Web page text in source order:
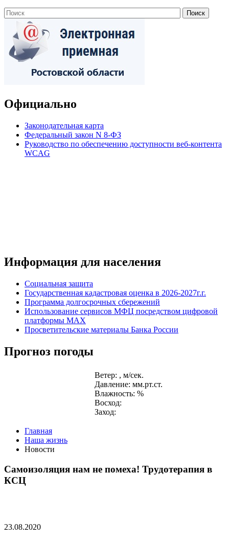
Официально
Законодательная карта
Федеральный закон N 8-ФЗ
Руководство по обеспечению доступности веб-контента
WCAG
Информация для населения
Социальная защита
Государственная кадастровая оценка в 2026-2027г.г.
Программа долгосрочных сбережений
Использование сервисов МФЦ посредством цифровой
платформы MAX
Просветительские материалы Банка России
Прогноз погоды
Ветер: , м/сек.
Давление: мм.рт.ст.
Влажность: %
Восход:
Заход:
Главная
Наша жизнь
Новости
Самоизоляция нам не помеха! Трудотерапия в
КСЦ
23.08.2020